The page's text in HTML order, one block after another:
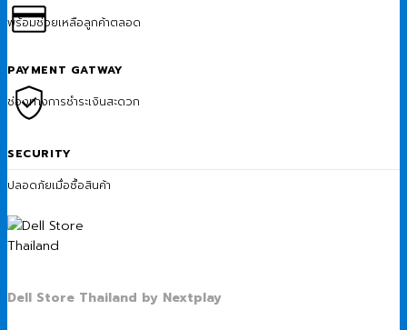
พร้อมช่วยเหลือลูกค้าตลอด
PAYMENT GATWAY
ช่องทางการชำระเงินสะดวก
SECURITY
ปลอดภัยเมื่อซื้อสินค้า
Dell Store Thailand by Nextplay